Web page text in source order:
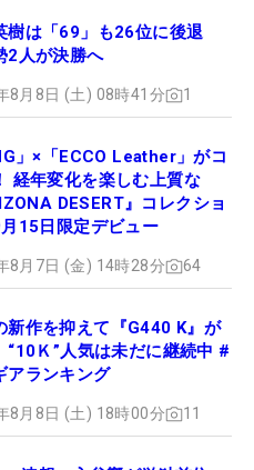
樹は「69」も26位に後退
2人が決勝へ
8月8日 (土) 08時41分 1
」×「ECCO Leather」がコ
経年変化を楽しむ上質な
DESERT』コレクショ
15日限定デビュー
8月7日 (金) 14時28分 64
新作を抑えて『G440 K』が
Ｋ”人気は未だに継続中 #
アランキング
8月8日 (土) 18時00分 11